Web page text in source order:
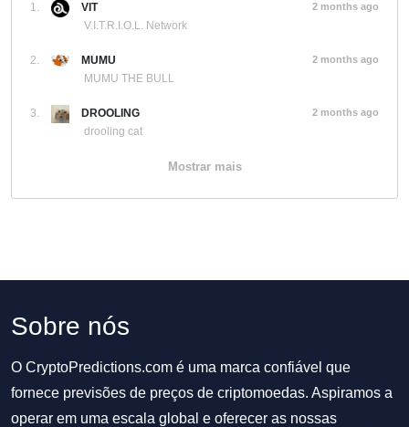
1.
VIT
V.I.T.R.I.O.L. Network
2 months ago
2.
MUMU
MUMU THE BULL
2 months ago
3.
DROOLING
drooling cat
2 months ago
Mostrar mais
Sobre nós
O CryptoPredictions.com é uma marca confiável que
fornece previsões de preços de criptomoedas. Aspiramos a
operar em uma escala global e oferecer as nossas